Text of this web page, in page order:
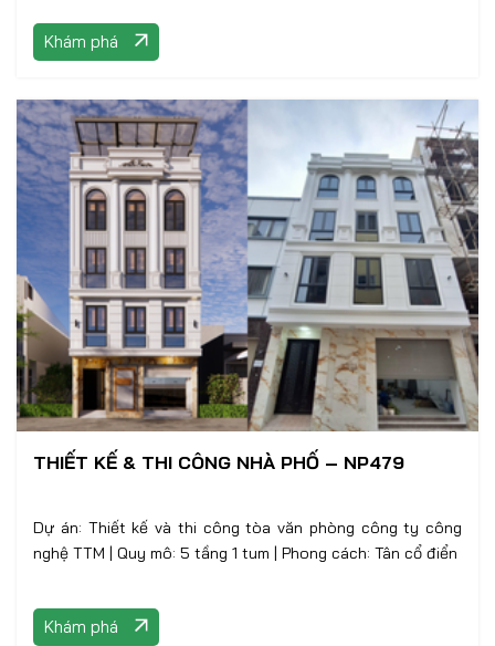
Khám phá
THIẾT KẾ & THI CÔNG NHÀ PHỐ – NP479
Dự án: Thiết kế và thi công tòa văn phòng công ty công
nghệ TTM | Quy mô: 5 tầng 1 tum | Phong cách: Tân cổ điển
Khám phá